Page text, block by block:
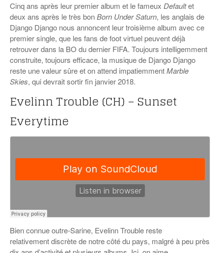
Cinq ans après leur premier album et le fameux Defaultet
deux ans après le très bonBorn Under Saturn, les anglais de
Django Django nous annoncent leur troisième album avec ce
premier single, que les fans de foot virtuel peuvent déjà
retrouver dans la BO du dernier FIFA. Toujours intelligemment
construite, toujours efficace, la musique de Django Django
reste une valeur sûre et on attend impatiemmentMarble
Skies, qui devrait sortir fin janvier 2018.
Evelinn Trouble (CH) – Sunset
Everytime
Bien connue outre-Sarine, Evelinn Trouble reste
relativement discrète de notre côté du pays, malgré à peu près